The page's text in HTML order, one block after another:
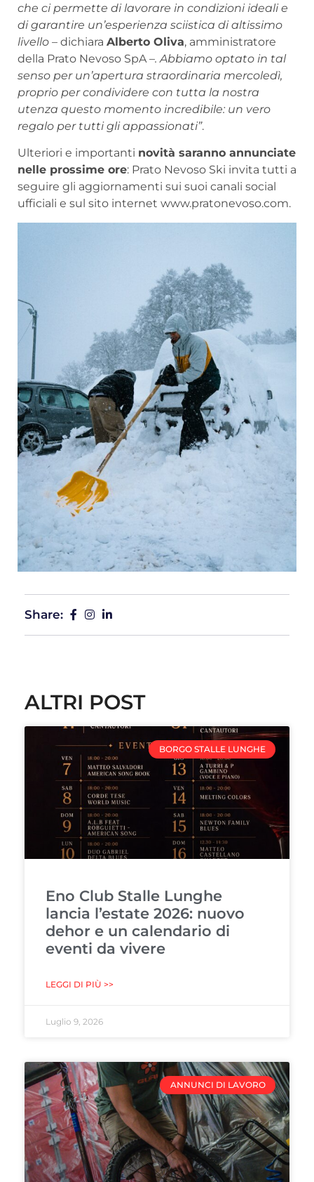
che ci permette di lavorare in condizioni ideali e
di garantire un’esperienza sciistica di altissimo
livello – dichiara Alberto Oliva, amministratore
della Prato Nevoso SpA –. Abbiamo optato in tal
senso per un’apertura straordinaria mercoledì,
proprio per condividere con tutta la nostra
utenza questo momento incredibile: un vero
regalo per tutti gli appassionati”.
Ulteriori e importanti novità saranno annunciate
nelle prossime ore: Prato Nevoso Ski invita tutti a
seguire gli aggiornamenti sui suoi canali social
ufficiali e sul sito internet www.pratonevoso.com.
Share:
ALTRI POST
BORGO STALLE LUNGHE
Eno Club Stalle Lunghe
lancia l’estate 2026: nuovo
dehor e un calendario di
eventi da vivere
LEGGI DI PIÙ >>
Luglio 9, 2026
ANNUNCI DI LAVORO